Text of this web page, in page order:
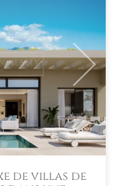
Next
de villas de